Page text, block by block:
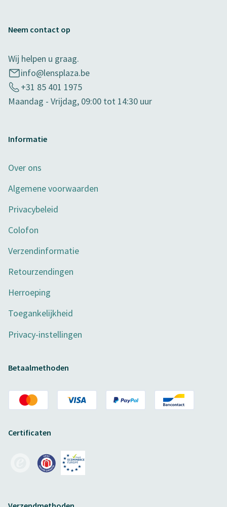
Neem contact op
Wij helpen u graag.
info@lensplaza.be
+31 85 401 1975
Maandag - Vrijdag, 09:00 tot 14:30 uur
Informatie
Over ons
Algemene voorwaarden
Privacybeleid
Colofon
Verzendinformatie
Retourzendingen
Herroeping
Toegankelijkheid
Privacy-instellingen
Betaalmethoden
Certificaten